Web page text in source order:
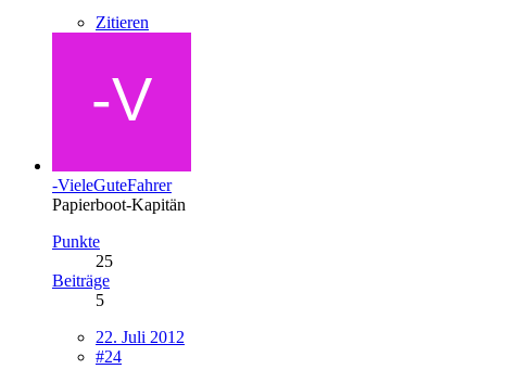
Zitieren
-VieleGuteFahrer
Papierboot-Kapitän
Punkte
25
Beiträge
5
22. Juli 2012
#24